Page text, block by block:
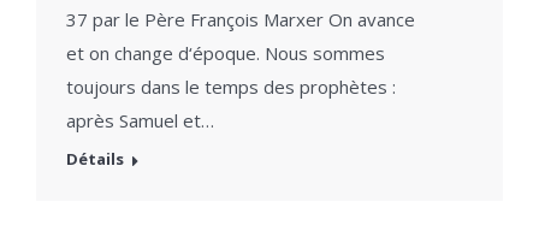
37 par le Père François Marxer On avance
et on change d‘époque. Nous sommes
toujours dans le temps des prophètes :
après Samuel et…
Détails